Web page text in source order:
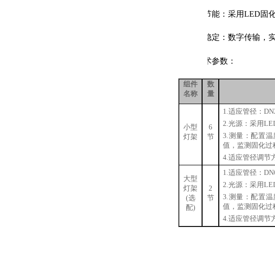
节能：采用LED固
稳定：数字传输，
技术参数：
组件
名称
数
量
小型
灯架
6
节
1. 适应管径 ：
2. 光源：采用
3. 测量：配置
值，监测固化过
4. 适应管径调节
大型
灯架
(选
配)
2
节
1. 适应管径 ：
2. 光源：采用
3. 测量：配置
值，监测固化过
4. 适应管径调节